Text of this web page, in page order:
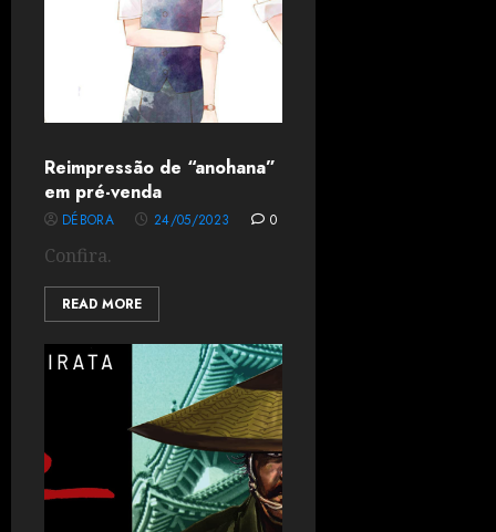
Reimpressão de “anohana”
em pré-venda
DÉBORA 24/05/2023 0
Confira.
READ MORE